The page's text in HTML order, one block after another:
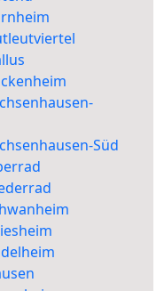
Süd